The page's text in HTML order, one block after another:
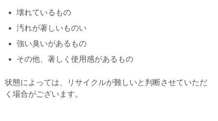
壊れているもの
汚れが著しいものい
強い臭いがあるもの
その他、著しく使用感があるもの
状態によっては、リサイクルが難しいと判断させていただ
く場合がございます。